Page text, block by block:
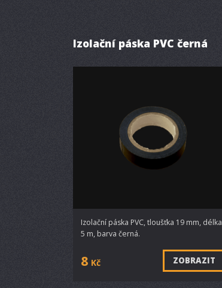
Izolační páska PVC černá
Izolační páska PVC, tloušťka 19 mm, délka
5 m, barva černá.
8 Kč ZOBRAZIT